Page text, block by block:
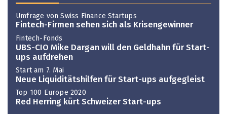
Umfrage von Swiss Finance Startups
Fintech-Firmen sehen sich als Krisengewinner
Fintech-Fonds
UBS-CIO Mike Dargan will den Geldhahn für Start-
ups aufdrehen
Start am 7. Mai
Neue Liquiditätshilfen für Start-ups aufgegleist
Top 100 Europe 2020
Red Herring kürt Schweizer Start-ups